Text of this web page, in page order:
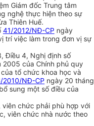
Giám đốc Trung tâm
nghệ thực hiện theo sự
Thiên Huế.
41/2012/NĐ-CP ngày
trí việc làm trong đơn vị sự
Điều 4, Nghị định số
của Chính phủ quy
tổ chức khoa học và
2010/NĐ-CP ngày 20 tháng
sung một số điều của
chức phải phù hợp với
viên chức nhà nước theo